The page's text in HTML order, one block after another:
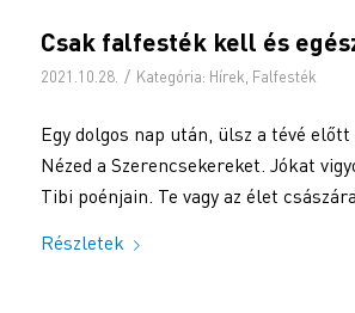
Csak falfesték kell és
2021.10.28. / Kategória: Hírek, Falfesték
Egy dolgos nap után, ülsz a tévé előtt
Nézed a Szerencsekereket. Jókat
Tibi poénjain. Te vagy az élet császára.
Részletek